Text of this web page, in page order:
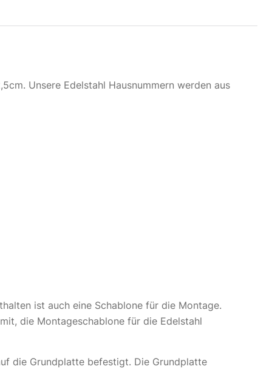
Unsere Edelstahl Hausnummern werden aus
ist auch eine Schablone für die Montage.
die Montageschablone für die Edelstahl
die Grundplatte befestigt. Die Grundplatte